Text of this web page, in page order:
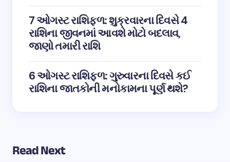
7 ઓગસ્ટ રાશિફળ: શુક્રવારના દિવસે 4
રાશિના જીવનમાં આવશે મોટો બદલાવ,
જાણો તમારી રાશિ
6 ઓગસ્ટ રાશિફળ: ગુરુવારના દિવસે કઈ
રાશિના જાતકોની મનોકામના પૂર્ણ થશે?
Read Next